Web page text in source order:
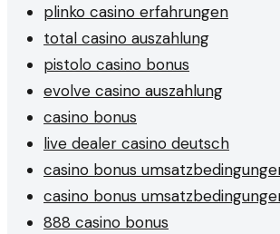
plinko casino erfahrungen
total casino auszahlung
pistolo casino bonus
evolve casino auszahlung
casino bonus
live dealer casino deutsch
casino bonus
casino bonus
888 casino bonus